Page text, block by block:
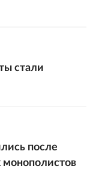
стали
после
монополистов